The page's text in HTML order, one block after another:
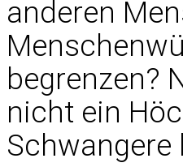
anderen
begrenzen?
nicht ein
Schwangere